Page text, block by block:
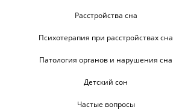
Расстройства сна
Психотерапия при расстройствах сна
Патология органов и нарушения сна
Детский сон
Частые вопросы